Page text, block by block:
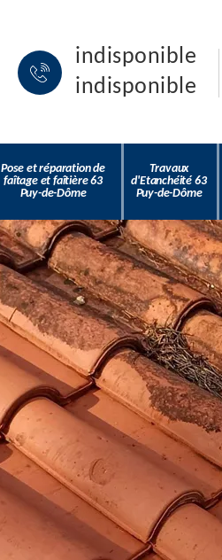
indisponible
indisponible
Pose et réparation de
faîtage et faîtière 63
Puy-de-Dôme
Travaux
d'Etanchéité 63
Puy-de-Dôme